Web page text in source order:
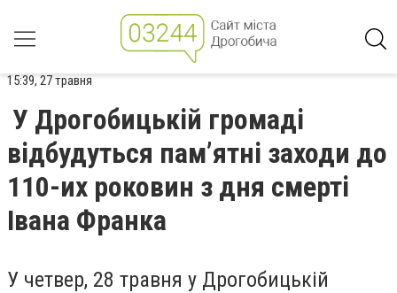
15:39, 27 травня
У Дрогобицькій громаді
відбудуться пам’ятні заходи до
110-их роковин з дня смерті
Івана Франка
У четвер, 28 травня у Дрогобицькій